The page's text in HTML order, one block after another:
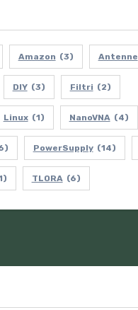
Amazon (3) Antenne
DIY (3) Filtri (2)
Linux (1) NanoVNA (4)
PowerSupply (14)
TLORA (6)